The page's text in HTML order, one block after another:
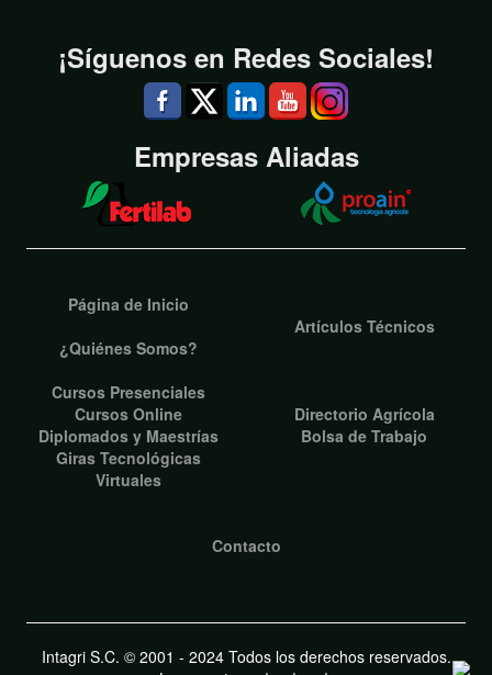
¡Síguenos en Redes Sociales!
Empresas Aliadas
Página de Inicio
¿Quiénes Somos?
Artículos Técnicos
Cursos Presenciales
Cursos Online
Diplomados y Maestrías
Giras Tecnológicas
Virtuales
Directorio Agrícola
Bolsa de Trabajo
Contacto
Intagri S.C. © 2001 - 2024 Todos los derechos reservados.